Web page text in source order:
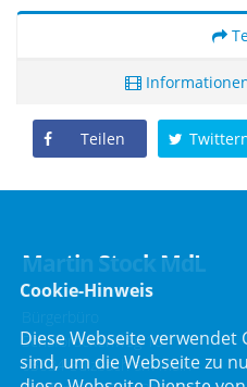
Teilen
Martin Stock MdL
Bürgerbüro
Schafbrückenweg 10
63834 Sulzbach am Main
Cookie-Hinweis
Diese Webseite verwendet
sind, um die Webseite zu